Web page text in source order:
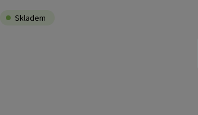
Skladem